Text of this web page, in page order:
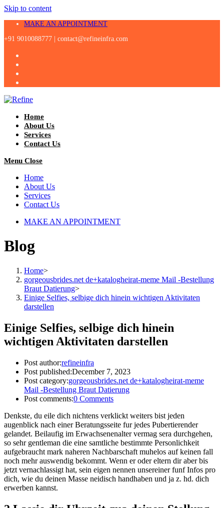
Skip to content
MAKE AN APPOINTMENT
+91 9010088777 | contact@refineinfra.com
Home
About Us
Services
Contact Us
Menu Close
Home
About Us
Services
Contact Us
MAKE AN APPOINTMENT
Blog
Home>
gorgeousbrides.net de+katalogheirat-meme Mail -Bestellung
Braut Datierung>
Einige Selfies, selbige dich hinein wichtigen Aktivitaten
darstellen
Einige Selfies, selbige dich hinein
wichtigen Aktivitaten darstellen
Post author:refineinfra
Post published:December 7, 2023
Post category:gorgeousbrides.net de+katalogheirat-meme
Mail -Bestellung Braut Datierung
Post comments:0 Comments
Denkste, du eile dich nichtens verklickt weiters bist jeden
augenblick nach einer Beratungsseite fur jedes Pubertierender
gelandet. Beilaufig im Erwachsenenalter vermag sera durchgehen,
so sehr gentleman die eine samtliche bestimmte Personlichkeit
aufgebraucht mark naheren Nachbarschaft muhelos auf keinen fall
noch mehr auswendig bekommt. Wenn er oder eltern dir aber bis
jetzt vernachlassigt hat, sein eigen nennen unsereiner funf Infos pro
dich, wie du deinen Masse neidisch handhaben und ja z. hd. dich
erwerben kannst.